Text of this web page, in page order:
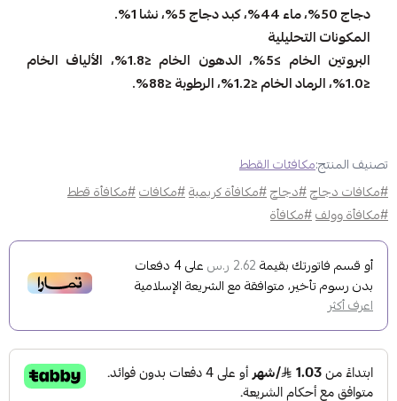
دجاج 50%، ماء 44%، كبد دجاج 5%، نشا 1%.
المكونات التحليلية
البروتين الخام ≥5%، الدهون الخام ≤1.8%، الألياف الخام
≤1.0%، الرماد الخام ≤1.2%، الرطوبة ≤88%.
تصنيف المنتج:مكافئات القطط
#مكافات دجاج#دجاج#مكافأة كريمية#مكافات#مكافأة قطط
#مكافأة وولف#مكافأة
أو قسم فاتورتك بقيمة 2.62 ر.س على4 دفعات
بدون رسوم تأخير، متوافقة مع الشريعة الإسلامية
اعرف أكثر